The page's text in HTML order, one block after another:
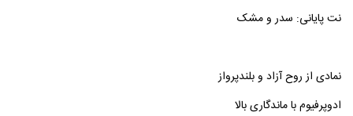
نت پایانی: سدر و مشک
نمادی از روح آزاد و بلندپرواز
ادوپرفیوم با ماندگاری بالا